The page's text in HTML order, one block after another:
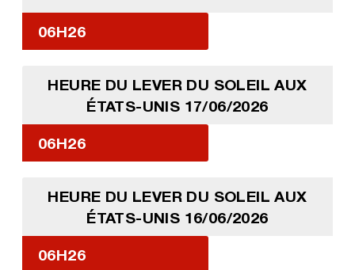
06H26
HEURE DU LEVER DU SOLEIL AUX
ÉTATS-UNIS 17/06/2026
06H26
HEURE DU LEVER DU SOLEIL AUX
ÉTATS-UNIS 16/06/2026
06H26